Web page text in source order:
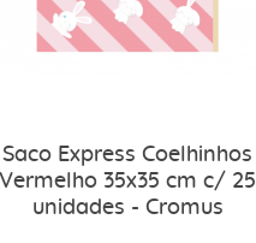
Saco Express Coelhinhos
Vermelho 35x35 cm c/ 25
unidades - Cromus